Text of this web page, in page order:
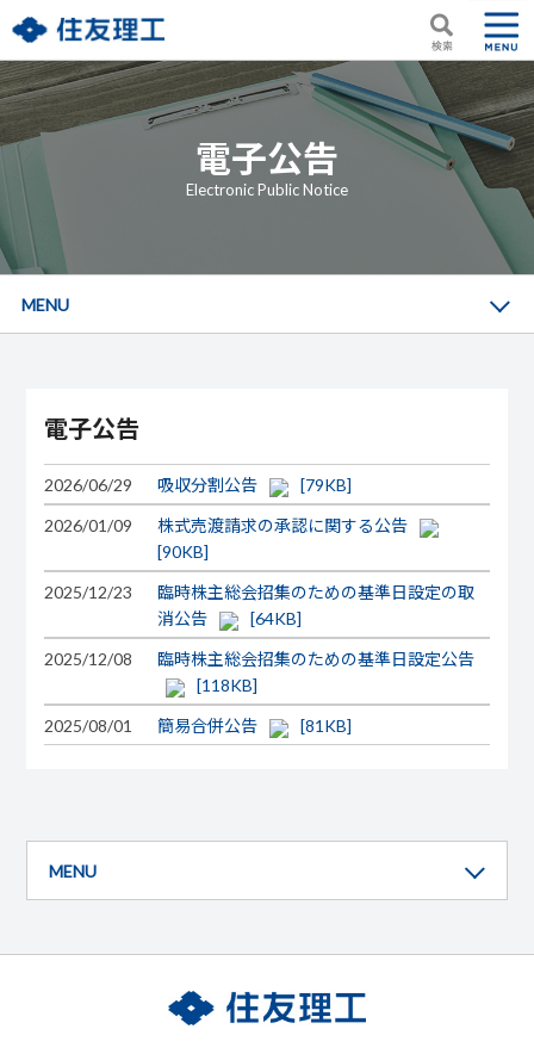
電子公告
Electronic Public Notice
MENU
電子公告
2026/06/29 吸収分割公告
[79KB]
2026/01/09
株式売渡請求の承認に関する公告
[90KB]
2025/12/23
臨時株主総会招集のための基準日設定の取
消公告
[64KB]
2025/12/08
臨時株主総会招集のための基準日設定公告
[118KB]
2025/08/01
簡易合併公告 [81KB]
MENU